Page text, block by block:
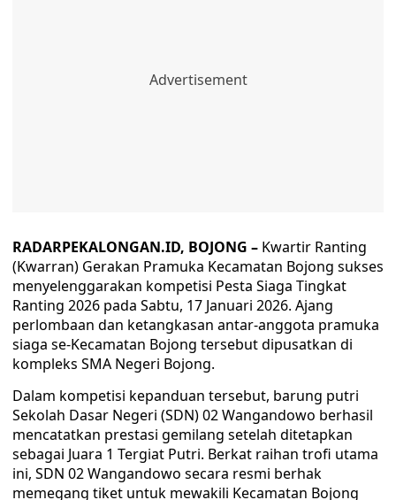
RADARPEKALONGAN.ID, BOJONG – Kwartir Ranting
(Kwarran) Gerakan Pramuka Kecamatan Bojong sukses
menyelenggarakan kompetisi Pesta Siaga Tingkat
Ranting 2026 pada Sabtu, 17 Januari 2026. Ajang
perlombaan dan ketangkasan antar-anggota pramuka
siaga se-Kecamatan Bojong tersebut dipusatkan di
kompleks SMA Negeri Bojong.
Dalam kompetisi kepanduan tersebut, barung putri
Sekolah Dasar Negeri (SDN) 02 Wangandowo berhasil
mencatatkan prestasi gemilang setelah ditetapkan
sebagai Juara 1 Tergiat Putri. Berkat raihan trofi utama
ini, SDN 02 Wangandowo secara resmi berhak
memegang tiket untuk mewakili Kecamatan Bojong